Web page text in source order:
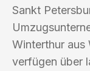
Sankt
Winterthur aus
verfügen über